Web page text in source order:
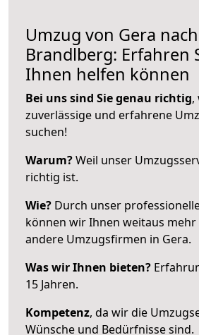
Umzug von Gera nach
Brandlberg: Erfahren
Ihnen helfen können
Bei uns sind Sie genau richtig,
zuverlässige und erfahrene
suchen!
Warum?Weil unser
richtig ist.
Wie? Durch unser
können wir Ihnen weitaus mehr
andere Umzugsfirmen in Gera.
Was wir Ihnen bieten?
15 Jahren.
Kompetenz, da wir die
Wünsche und Bedürfnisse sind.